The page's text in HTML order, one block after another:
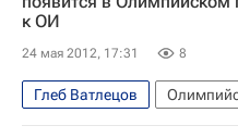
Россия
к ОИ
24 мая 2012, 17:31 8
Глеб Ватлецов
Лондон-2012
Новости -